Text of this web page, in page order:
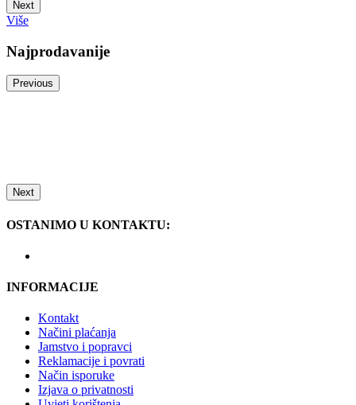
Next
Više
Najprodavanije
Previous
Next
OSTANIMO U KONTAKTU:
INFORMACIJE
Kontakt
Načini plaćanja
Jamstvo i popravci
Reklamacije i povrati
Način isporuke
Izjava o privatnosti